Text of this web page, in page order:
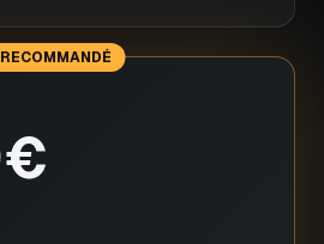
RECOMMANDÉ